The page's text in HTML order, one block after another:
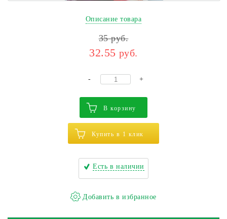
Описание товара
35руб.
32.55 руб.
- +
В корзину
Купить в 1 клик
Есть в наличии